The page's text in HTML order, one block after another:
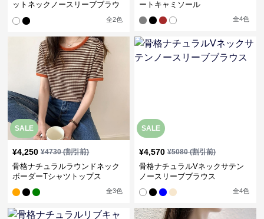
ットネックノースリーブブラウ
全2色
ートキャミソール
全4色
SALE
¥4,250 ¥4730(割引前)
骨格ナチュラルラウンドネック
ボーダーTシャツトップス
全3色
SALE
¥4,570 ¥5080(割引前)
骨格ナチュラルVネックサテン
ノースリーブブラウス
全4色